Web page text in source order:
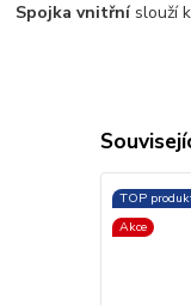
Spojka vnitřníslouží
TOP
Akce